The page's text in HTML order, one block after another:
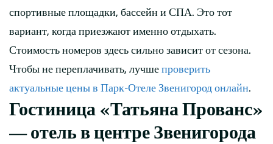
спортивные площадки, бассейн и СПА. Это тот
вариант, когда приезжают именно отдыхать.
Стоимость номеров здесь сильно зависит от сезона.
Чтобы не переплачивать, лучше проверить
актуальные цены в Парк-Отеле Звенигород онлайн.
Гостиница «Татьяна Прованс»
— отель в центре Звенигорода